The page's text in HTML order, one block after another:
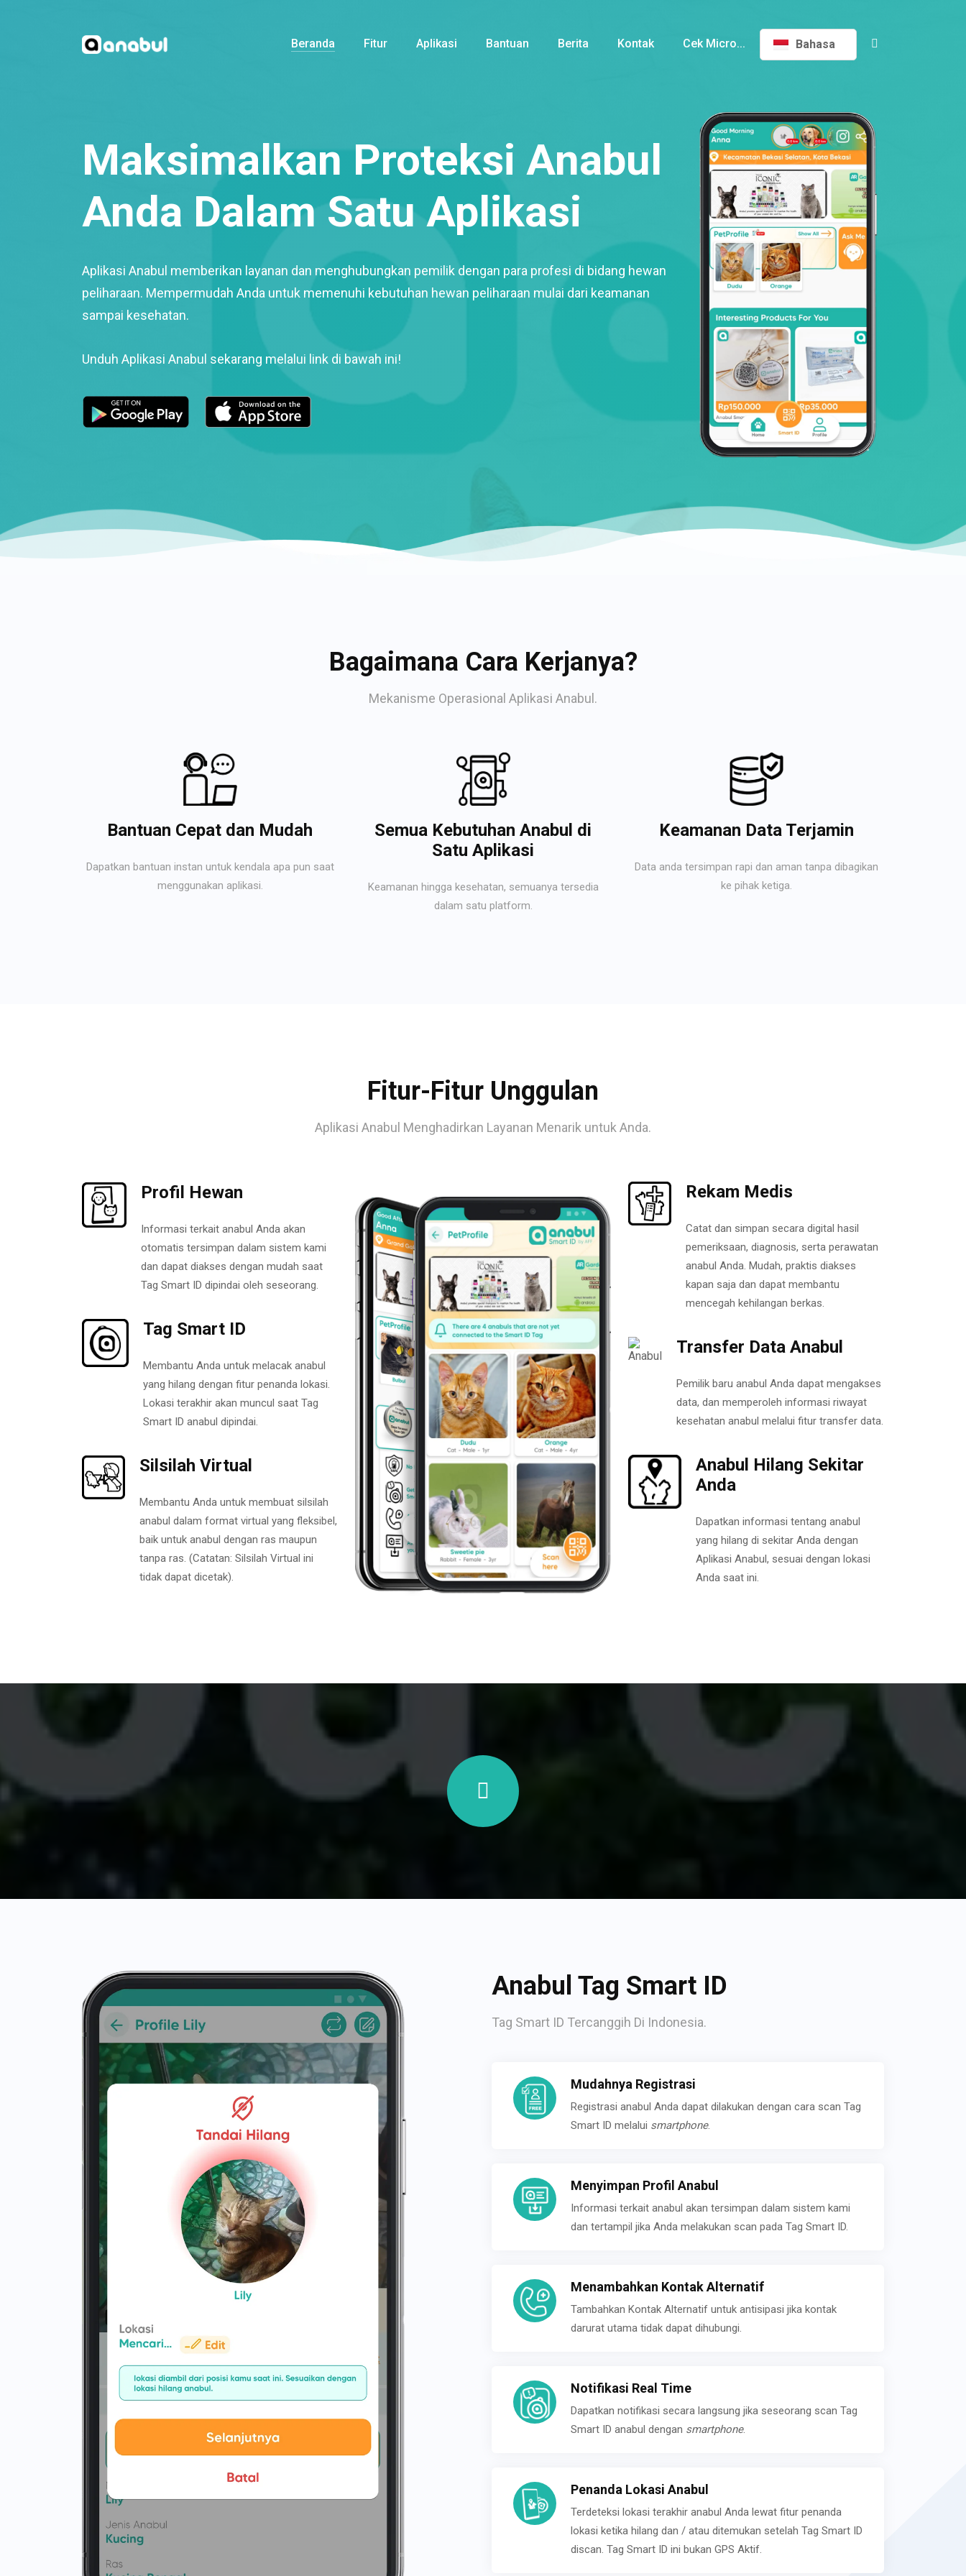
Beranda Fitur Aplikasi Bantuan Berita Kontak Cek Micro... Bahasa
Maksimalkan Proteksi Anabul
Anda Dalam Satu Aplikasi
Aplikasi Anabul memberikan layanan dan menghubungkan pemilik dengan para profesi di bidang hewan
peliharaan. Mempermudah Anda untuk memenuhi kebutuhan hewan peliharaan mulai dari keamanan
sampai kesehatan.
Unduh Aplikasi Anabul sekarang melalui link di bawah ini!
Bagaimana Cara Kerjanya?
Mekanisme Operasional Aplikasi Anabul.
Bantuan Cepat dan Mudah
Dapatkan bantuan instan untuk kendala apa pun saat
menggunakan aplikasi.
Semua Kebutuhan Anabul di
Satu Aplikasi
Keamanan hingga kesehatan, semuanya tersedia
dalam satu platform.
Keamanan Data Terjamin
Data anda tersimpan rapi dan aman tanpa dibagikan
ke pihak ketiga.
Fitur-Fitur Unggulan
Aplikasi Anabul Menghadirkan Layanan Menarik untuk Anda.
Profil Hewan
Informasi terkait anabul Anda akan
otomatis tersimpan dalam sistem kami
dan dapat diakses dengan mudah saat
Tag Smart ID dipindai oleh seseorang.
Tag Smart ID
Membantu Anda untuk melacak anabul
yang hilang dengan fitur penanda lokasi.
Lokasi terakhir akan muncul saat Tag
Smart ID anabul dipindai.
Silsilah Virtual
Membantu Anda untuk membuat silsilah
anabul dalam format virtual yang fleksibel,
baik untuk anabul dengan ras maupun
tanpa ras. (Catatan: Silsilah Virtual ini
tidak dapat dicetak).
Rekam Medis
Catat dan simpan secara digital hasil
pemeriksaan, diagnosis, serta perawatan
anabul Anda. Mudah, praktis diakses
kapan saja dan dapat membantu
mencegah kehilangan berkas.
Transfer Data Anabul
Pemilik baru anabul Anda dapat mengakses
data, dan memperoleh informasi riwayat
kesehatan anabul melalui fitur transfer data.
Anabul Hilang Sekitar
Anda
Dapatkan informasi tentang anabul
yang hilang di sekitar Anda dengan
Aplikasi Anabul, sesuai dengan lokasi
Anda saat ini.
Anabul Tag Smart ID
Tag Smart ID Tercanggih Di Indonesia.
Mudahnya Registrasi
Registrasi anabul Anda dapat dilakukan dengan cara scan Tag
Smart ID melalui smartphone.
Menyimpan Profil Anabul
Informasi terkait anabul akan tersimpan dalam sistem kami
dan tertampil jika Anda melakukan scan pada Tag Smart ID.
Menambahkan Kontak Alternatif
Tambahkan Kontak Alternatif untuk antisipasi jika kontak
darurat utama tidak dapat dihubungi.
Notifikasi Real Time
Dapatkan notifikasi secara langsung jika seseorang scan Tag
Smart ID anabul dengan smartphone.
Penanda Lokasi Anabul
Terdeteksi lokasi terakhir anabul Anda lewat fitur penanda
lokasi ketika hilang dan / atau ditemukan setelah Tag Smart ID
discan. Tag Smart ID ini bukan GPS Aktif.